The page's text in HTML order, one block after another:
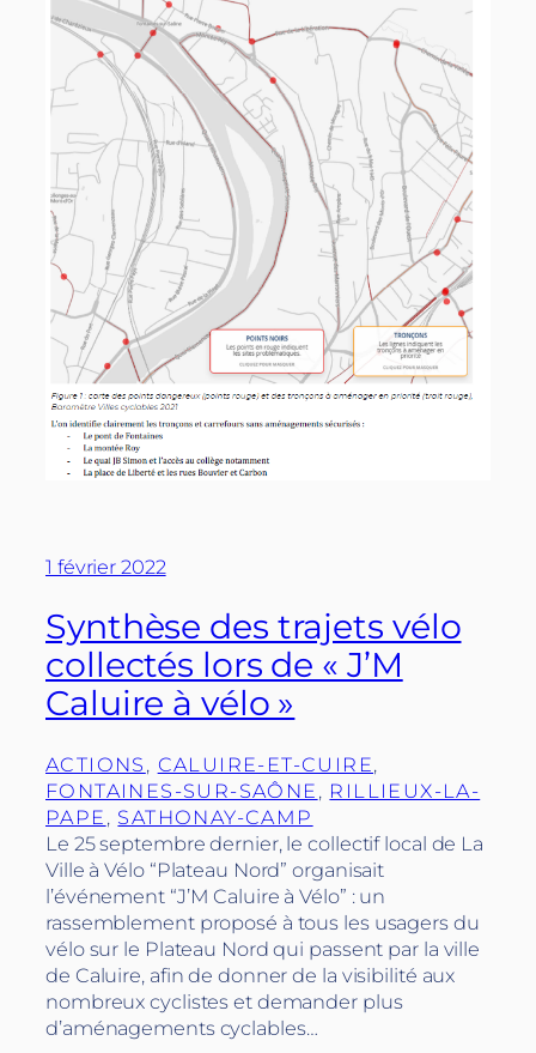
1 février 2022
Synthèse des trajets vélo
collectés lors de « J’M
Caluire à vélo »
ACTIONS , CALUIRE-ET-CUIRE
FONTAINES-SUR-SAÔNE , RILLIEUX-LA-
PAPE , SATHONAY-CAMP
Le 25 septembre dernier, le collectif local de La
Ville à Vélo “Plateau Nord” organisait
l’événement “J’M Caluire à Vélo” : un
rassemblement proposé à tous les usagers du
vélo sur le Plateau Nord qui passent par la ville
de Caluire, afin de donner de la visibilité aux
nombreux cyclistes et demander plus
d’aménagements cyclables…